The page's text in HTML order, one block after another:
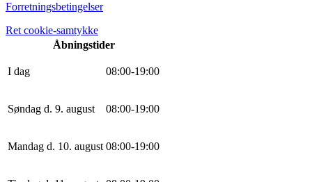
Forretningsbetingelser
Ret cookie-samtykke
Åbningstider
I dag 08:00-19:00
Søndag d. 9. august 08:00-19:00
Mandag d. 10. august 08:00-19:00